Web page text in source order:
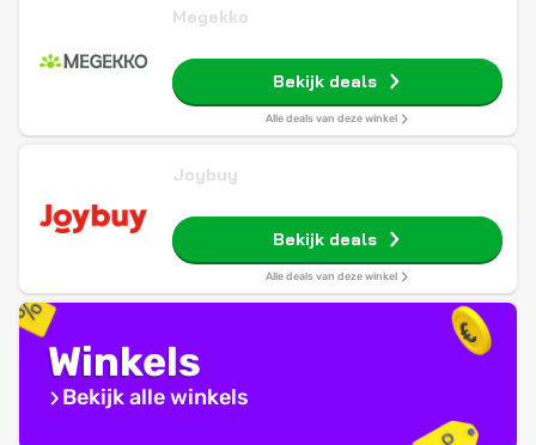
Megekko
Bekijk deals
Alle deals van deze winkel
Joybuy
Bekijk deals
Alle deals van deze winkel
Winkels
Bekijk alle winkels